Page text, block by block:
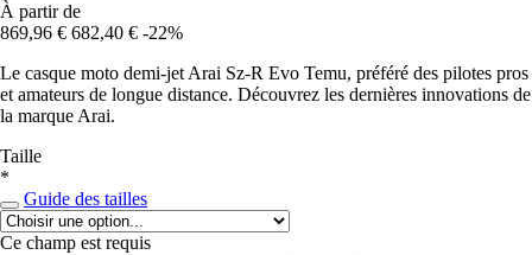
À partir de
869,96 € 682,40 € -22%
Le casque moto demi-jet Arai Sz-R Evo Temu, préféré des pilotes pros
et amateurs de longue distance. Découvrez les dernières innovations de
la marque Arai.
Taille
*
Guide des tailles
Ce champ est requis